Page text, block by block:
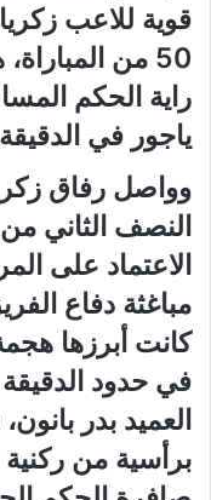
قوية للاعب
50 من
راية الحكم
ياجور في الدقيقة 58
وواصل رفاق
النصف الثاني
الاعتماد على
مباغثة دفاع
كانت أبرزها
العميد بدر